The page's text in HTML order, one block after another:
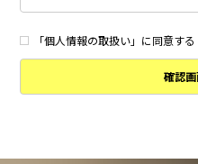
個人情報の取得について
本サイトは、偽りその他不正の
以下に定めのない目的で個人情
からのご連絡の対応
「個人情報の取扱い」に同意する
確認